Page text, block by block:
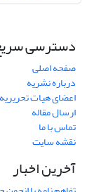
دسترسی
صفحه اصلی
درباره نشریه
اعضای هیات تحریریه
ارسال مقاله
تماس با ما
نقشه سایت
آخرین اخبار